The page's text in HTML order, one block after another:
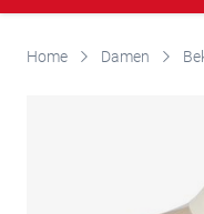
Home Damen